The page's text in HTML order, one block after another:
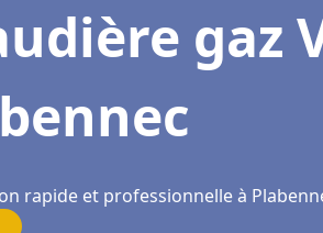
gaz
rapide et professionnelle à